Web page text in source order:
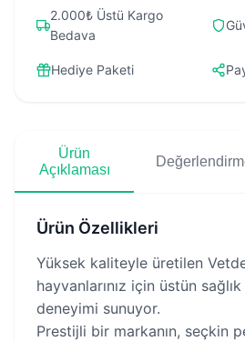
2.000₺ Üstü Kargo
Bedava
Hediye Paketi
Ürün
Açıklaması
Ürün Özellikleri
Yüksek kaliteyle üretilen
hayvanlarınız için üstün
deneyimi sunuyor.
Prestijli bir markanın, seçkin